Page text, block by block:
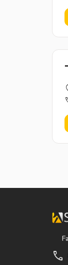
call